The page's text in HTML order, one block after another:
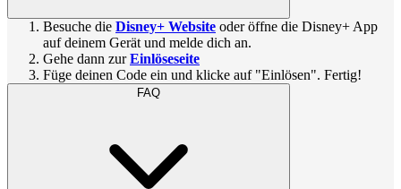
Besuche die Disney+ Website oder öffne die Disney+ App
auf deinem Gerät und melde dich an.
Gehe dann zurEinlöseseite
Füge deinen Code ein und klicke auf "Einlösen". Fertig!
FAQ